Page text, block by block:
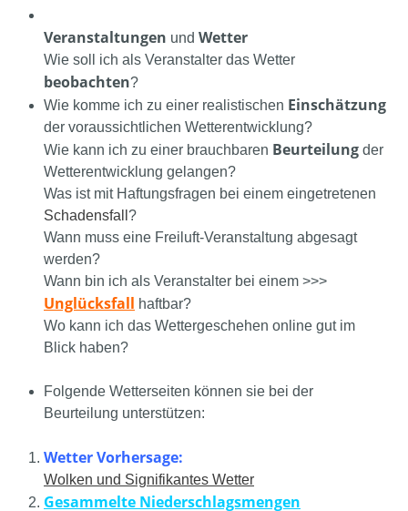
Veranstaltungen und Wetter
Wie soll ich als Veranstalter das Wetter
beobachten?
Wie komme ich zu einer realistischen Einschätzung
der voraussichtlichen Wetterentwicklung?
Wie kann ich zu einer brauchbaren Beurteilung der
Wetterentwicklung gelangen?
Was ist mit Haftungsfragen bei einem eingetretenen
Schadensfall ?
Wann muss eine Freiluft-Veranstaltung abgesagt
werden?
Wann bin ich als Veranstalter bei einem >>>
Unglücksfall haftbar?
Wo kann ich das Wettergeschehen online gut im
Blick haben?
Folgende Wetterseiten können sie bei der
Beurteilung unterstützen:
Wetter Vorhersage:
Wolken und Signifikantes Wetter
Gesammelte Niederschlagsmengen